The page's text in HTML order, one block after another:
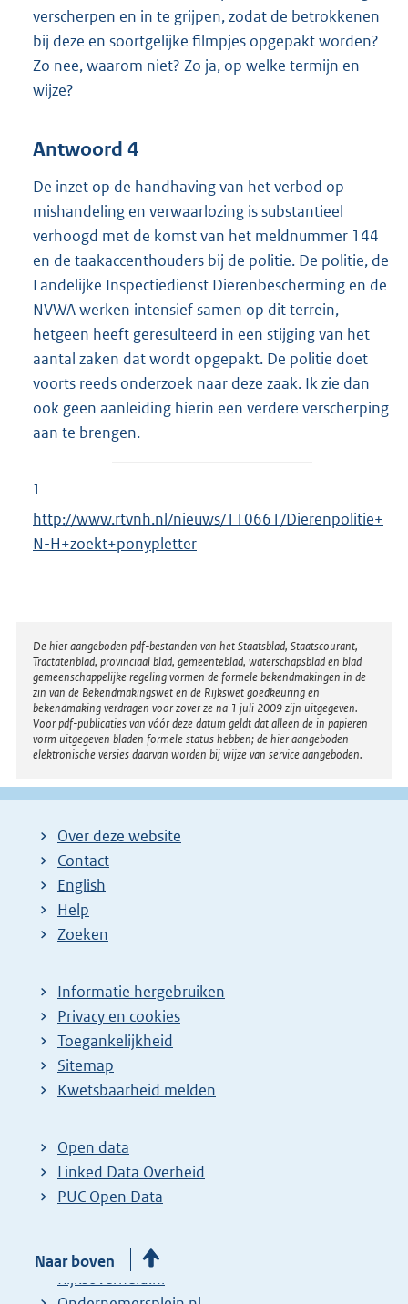
verscherpen en in te grijpen, zodat de betrokkenen
bij deze en soortgelijke filmpjes opgepakt worden?
Zo nee, waarom niet? Zo ja, op welke termijn en
wijze?
Antwoord 4
De inzet op de handhaving van het verbod op
mishandeling en verwaarlozing is substantieel
verhoogd met de komst van het meldnummer 144
en de taakaccenthouders bij de politie. De politie, de
Landelijke Inspectiedienst Dierenbescherming en de
NVWA werken intensief samen op dit terrein,
hetgeen heeft geresulteerd in een stijging van het
aantal zaken dat wordt opgepakt. De politie doet
voorts reeds onderzoek naar deze zaak. Ik zie dan
ook geen aanleiding hierin een verdere verscherping
aan te brengen.
1
http://www.rtvnh.nl/nieuws/110661/Dierenpolitie+
N-H+zoekt+ponypletter
Naar boven
Disclaimer
De hier aangeboden pdf-bestanden van het Staatsblad, Staatscourant,
Tractatenblad, provinciaal blad, gemeenteblad, waterschapsblad en blad
gemeenschappelijke regeling vormen de formele bekendmakingen in de
zin van de Bekendmakingswet en de Rijkswet goedkeuring en
bekendmaking verdragen voor zover ze na 1 juli 2009 zijn uitgegeven.
Voor pdf-publicaties van vóór deze datum geldt dat alleen de in papieren
vorm uitgegeven bladen formele status hebben; de hier aangeboden
elektronische versies daarvan worden bij wijze van service aangeboden.
Over deze website
Contact
English
Help
Zoeken
Informatie hergebruiken
Privacy en cookies
Toegankelijkheid
Sitemap
Kwetsbaarheid melden
Open data
Linked Data Overheid
PUC Open Data
MijnOverheid.nl
Rijksoverheid.nl